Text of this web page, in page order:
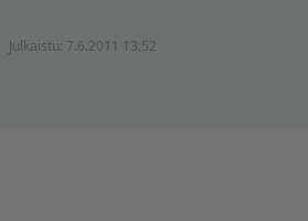
Julkaistu: 7.6.2011 13:52